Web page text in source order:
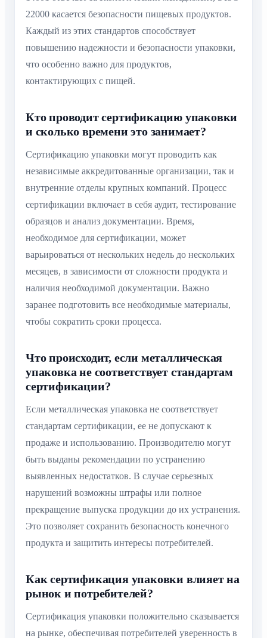
22000 касается безопасности пищевых продуктов.
Каждый из этих стандартов способствует
повышению надежности и безопасности упаковки,
что особенно важно для продуктов,
контактирующих с пищей.
Кто проводит сертификацию упаковки
и сколько времени это занимает?
Сертификацию упаковки могут проводить как
независимые аккредитованные организации, так и
внутренние отделы крупных компаний. Процесс
сертификации включает в себя аудит, тестирование
образцов и анализ документации. Время,
необходимое для сертификации, может
варьироваться от нескольких недель до нескольких
месяцев, в зависимости от сложности продукта и
наличия необходимой документации. Важно
заранее подготовить все необходимые материалы,
чтобы сократить сроки процесса.
Что происходит, если металлическая
упаковка не соответствует стандартам
сертификации?
Если металлическая упаковка не соответствует
стандартам сертификации, ее не допускают к
продаже и использованию. Производителю могут
быть выданы рекомендации по устранению
выявленных недостатков. В случае серьезных
нарушений возможны штрафы или полное
прекращение выпуска продукции до их устранения.
Это позволяет сохранить безопасность конечного
продукта и защитить интересы потребителей.
Как сертификация упаковки влияет на
рынок и потребителей?
Сертификация упаковки положительно сказывается
на рынке, обеспечивая потребителей уверенность в